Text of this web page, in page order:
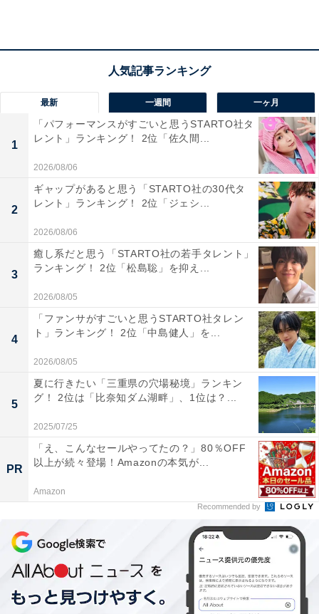
1位：ラウール（Snow Man）／190cm／121票
View this post on Instagram
最新 一週間 一ヶ月
1
「パフォーマンスがすごいと思うSTARTO社タ
レント」ランキング！ 2位「佐久間...
2026/08/06
2
ギャップがあると思う「STARTO社の30代タ
レント」ランキング！ 2位「ジェシ...
2026/08/06
3
癒し系だと思う「STARTO社の若手タレント」
ランキング！ 2位「松島聡」を抑え...
2026/08/05
4
「ファンサがすごいと思うSTARTO社タレン
ト」ランキング！ 2位「中島健人」を...
2026/08/05
5
夏に行きたい「三重県の穴場秘境」ランキン
グ！ 2位は「比奈知ダム湖畔」、1位は？...
2025/07/25
PR
「え、こんなセールやってたの？」80％OFF
以上が続々登場！Amazonの本気が...
Amazon
Recommended by